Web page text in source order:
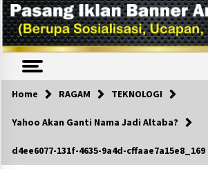
Home RAGAM TEKNOLOGI
Yahoo Akan Ganti Nama Jadi Altaba?
d4ee6077-131f-4635-9a4d-cffaae7a15e8_169